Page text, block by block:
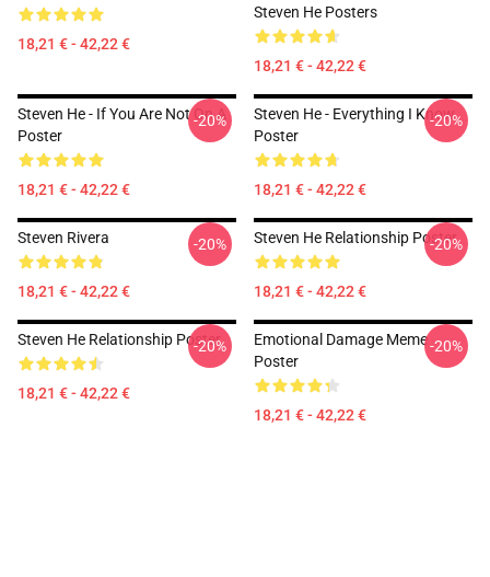
18,21 € - 42,22 €
Steven He Posters
18,21 € - 42,22 €
Steven He - If You Are Not On A
Poster
18,21 € - 42,22 €
-20%
Steven He - Everything I Know
Poster
18,21 € - 42,22 €
-20%
Steven Rivera
18,21 € - 42,22 €
-20% Steven He Relationship Poster
18,21 € - 42,22 €
-20%
Steven He Relationship Poster
18,21 € - 42,22 €
-20%
Emotional Damage Meme
Poster
18,21 € - 42,22 €
-20%